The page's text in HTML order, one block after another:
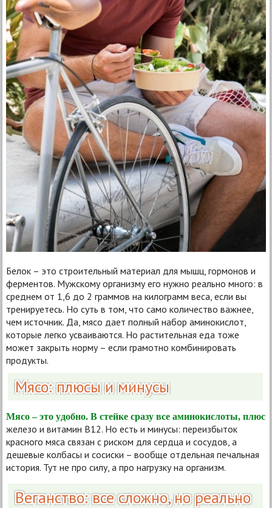
Белок – это строительный материал для мышц, гормонов и
ферментов. Мужскому организму его нужно реально много: в
среднем от 1,6 до 2 граммов на килограмм веса, если вы
тренируетесь. Но суть в том, что само количество важнее,
чем источник. Да, мясо дает полный набор аминокислот,
которые легко усваиваются. Но растительная еда тоже
может закрыть норму – если грамотно комбинировать
продукты.
Мясо: плюсы и минусы
Мясо – это удобно. В стейке сразу все аминокислоты, плюс
железо и витамин B12. Но есть и минусы: переизбыток
красного мяса связан с риском для сердца и сосудов, а
дешевые колбасы и сосиски – вообще отдельная печальная
история. Тут не про силу, а про нагрузку на организм.
Веганство: все сложно, но реально